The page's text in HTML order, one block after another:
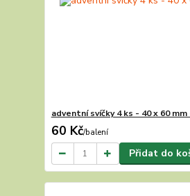
adventní svíčky 4 ks - 40 x 60
60 Kč/balení
Přidat do